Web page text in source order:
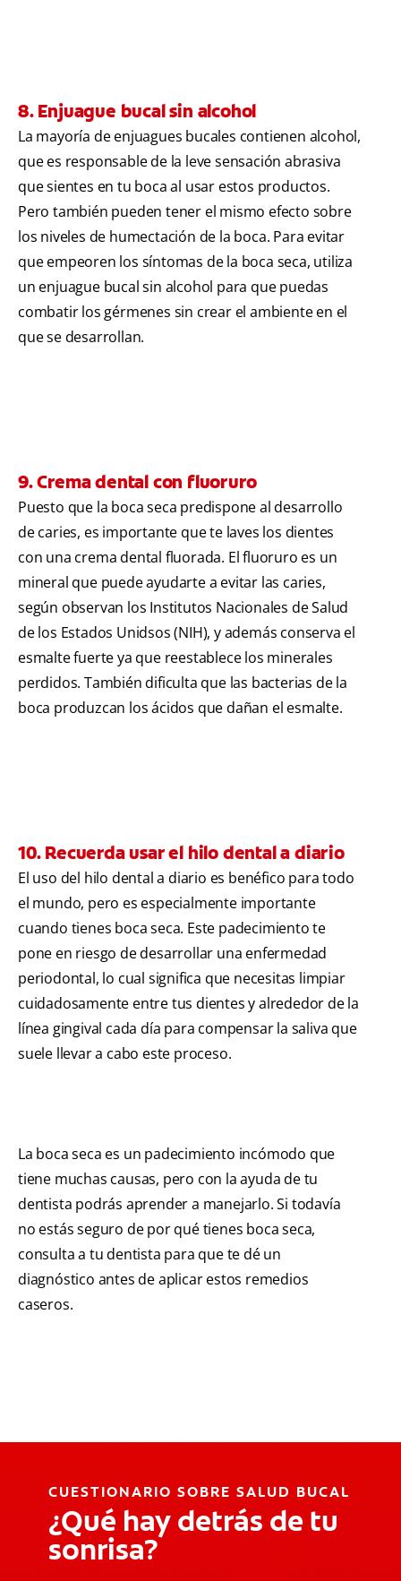
8. Enjuague bucal sin alcohol
La mayoría de enjuagues bucales contienen alcohol,
que es responsable de la leve sensación abrasiva
que sientes en tu boca al usar estos productos.
Pero también pueden tener el mismo efecto sobre
los niveles de humectación de la boca. Para evitar
que empeoren los síntomas de la boca seca, utiliza
un enjuague bucal sin alcohol para que puedas
combatir los gérmenes sin crear el ambiente en el
que se desarrollan.
9. Crema dental con fluoruro
Puesto que la boca seca predispone al desarrollo
de caries, es importante que te laves los dientes
con una crema dental fluorada. El fluoruro es un
mineral que puede ayudarte a evitar las caries,
según observan los Institutos Nacionales de Salud
de los Estados Unidsos (NIH), y además conserva el
esmalte fuerte ya que reestablece los minerales
perdidos. También dificulta que las bacterias de la
boca produzcan los ácidos que dañan el esmalte.
10. Recuerda usar el hilo dental a diario
El uso del hilo dental a diario es benéfico para todo
el mundo, pero es especialmente importante
cuando tienes boca seca. Este padecimiento te
pone en riesgo de desarrollar una enfermedad
periodontal, lo cual significa que necesitas limpiar
cuidadosamente entre tus dientes y alrededor de la
línea gingival cada día para compensar la saliva que
suele llevar a cabo este proceso.
La boca seca es un padecimiento incómodo que
tiene muchas causas, pero con la ayuda de tu
dentista podrás aprender a manejarlo. Si todavía
no estás seguro de por qué tienes boca seca,
consulta a tu dentista para que te dé un
diagnóstico antes de aplicar estos remedios
caseros.
CUESTIONARIO SOBRE SALUD BUCAL
¿Qué hay detrás de tu
sonrisa?